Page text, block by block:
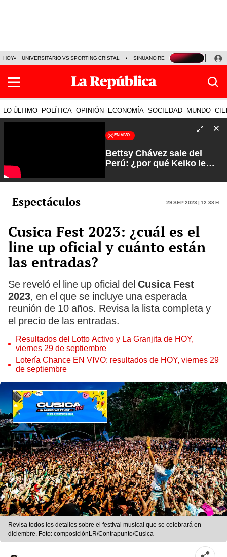
HOY UNIVERSITARIO VS SPORTING CRISTAL SINUANO RESULTADOS HOY
LO ÚLTIMO POLÍTICA OPINIÓN ECONOMÍA SOCIEDAD MUNDO
EN VIVO
Bettsy Chávez sale del
Perú: ¿por qué Keiko le
Fuerte y Claro con Manuela
Camacho
Espectáculos 29 Sep 2023 | 12:38 h
Cusica Fest 2023: ¿cuál es el
line up oficial y cuánto están
las entradas?
Se reveló el line up oficial del Cusica Fest
2023, en el que se incluye una esperada
reunión de 10 años. Revisa la lista completa y
el precio de las entradas.
Resultados del Lotto Activo y La Granjita de HOY,
viernes 29 de septiembre
Lotería Chance EN VIVO: resultados de HOY, viernes 29
de septiembre
Revisa todos los detalles sobre el festival musical que se celebrará en
diciembre. Foto: composiciónLR/Contrapunto/Cusica